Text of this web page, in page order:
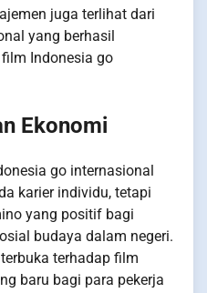
juga terlihat dari
yang berhasil
Indonesia go
Ekonomi
go internasional
karier individu, tetapi
yang positif bagi
budaya dalam negeri.
terhadap film
baru bagi para pekerja